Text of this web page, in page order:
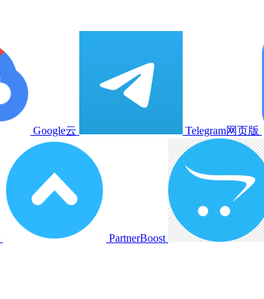
Google云 Telegram网页版
PartnerBoost